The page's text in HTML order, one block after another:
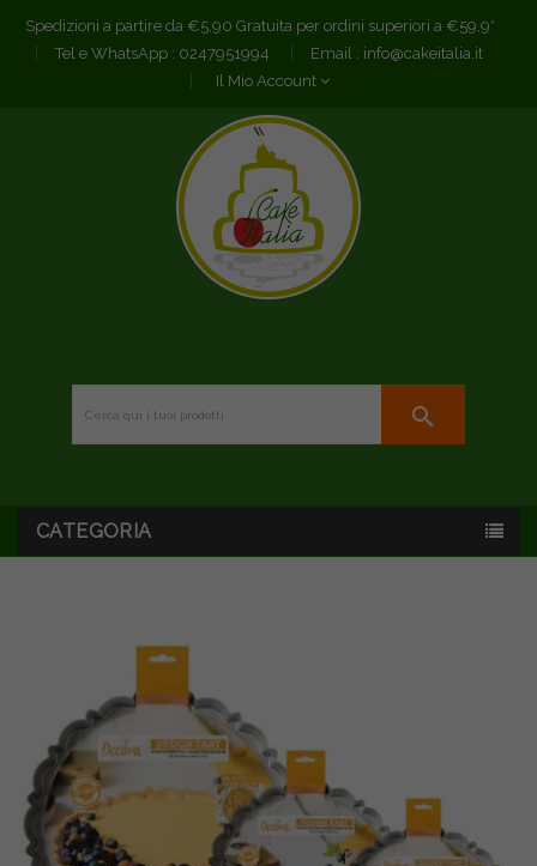
Spedizioni a partire da €5,90 Gratuita per ordini superiori a €59,9*
Tel e WhatsApp : 0247951994 Email : info@cakeitalia.it
Il Mio Account
search
CATEGORIA